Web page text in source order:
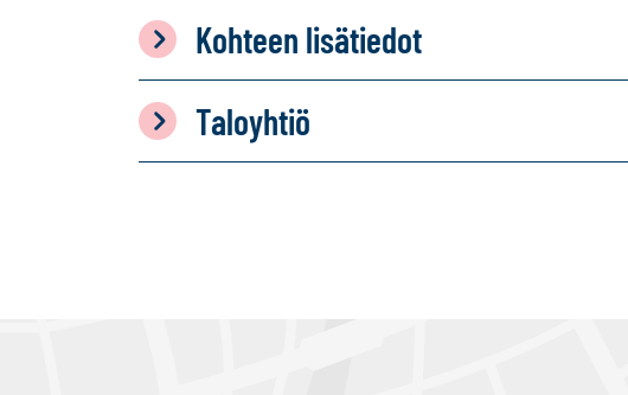
Kohteen lisätiedot
Taloyhtiö